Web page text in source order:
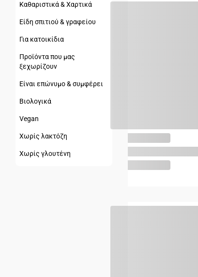
Καθαριστικά & Χαρτικά
Είδη σπιτιού & γραφείου
Για κατοικίδια
Προϊόντα που μας
ξεχωρίζουν
Είναι επώνυμο & συμφέρει
Βιολογικά
Vegan
Χωρίς λακτόζη
Χωρίς γλουτένη